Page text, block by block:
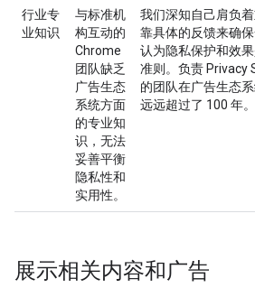
行业专
业知识
与标准机
构互动的
Chrome
团队缺乏
广告生态
系统方面
的专业知
识，无法
妥善平衡
隐私性和
实用性。
我们深知自己肩负
靠具体的反馈来确
认为隐私保护和效
准则。负责 Privacy
的团队在广告生态
远远超过了 100 年。
展示相关内容和广告